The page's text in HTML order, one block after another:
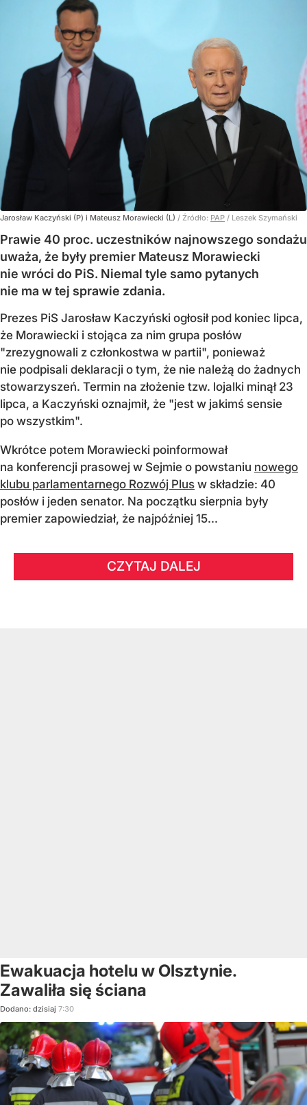
Jarosław Kaczyński (P) i Mateusz Morawiecki (L) / Źródło: PAP / Leszek Szymański
Prawie 40 proc. uczestników najnowszego sondażu
uważa, że były premier Mateusz Morawiecki
nie wróci do PiS. Niemal tyle samo pytanych
nie ma w tej sprawie zdania.
Prezes PiS Jarosław Kaczyński ogłosił pod koniec lipca,
że Morawiecki i stojąca za nim grupa posłów
"zrezygnowali z członkostwa w partii", ponieważ
nie podpisali deklaracji o tym, że nie należą do żadnych
stowarzyszeń. Termin na złożenie tzw. lojalki minął 23
lipca, a Kaczyński oznajmił, że "jest w jakimś sensie
po wszystkim".
Wkrótce potem Morawiecki poinformował
na konferencji prasowej w Sejmie o powstaniu nowego
klubu parlamentarnego Rozwój Plus w składzie: 40
posłów i jeden senator. Na początku sierpnia były
premier zapowiedział, że najpóźniej 15...
CZYTAJ DALEJ
Ewakuacja hotelu w Olsztynie.
Zawaliła się ściana
Dodano: dzisiaj 7:30